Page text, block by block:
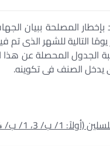
بإخطار المصلحة ببيان
التالية للشهر الذى تم
الجدول المحصلة عن
يدخل الصنف فى تكوينه.
الضريبة على القيمة المضافة النص الآتى: